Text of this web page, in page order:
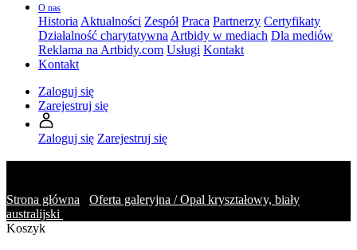
O nas
Historia Aktualności Zespół Praca Partnerzy Certyfikaty
Działalność charytatywna Artbidy w mediach Dla mediów
Reklama na Artbidy.com Usługi Kontakt
Kontakt
Zaloguj się
Zarejestruj się
Zaloguj się Zarejestruj się
Strona główna Oferta galeryjna /Opal kryształowy, biały
australijski
Koszyk